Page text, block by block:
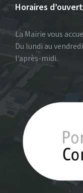
Horaires
La Mairie vous
Du lundi au
l’après-midi.